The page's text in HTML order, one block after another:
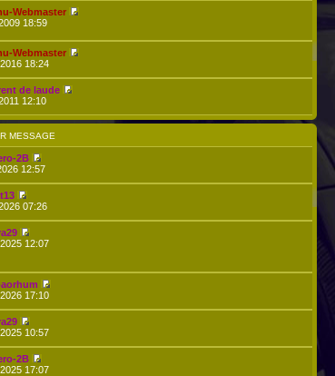
Webmaster
18:59
Webmaster
18:24
de laude
12:10
MESSAGE
2B
12:57
07:26
12:07
17:10
10:57
2B
17:07